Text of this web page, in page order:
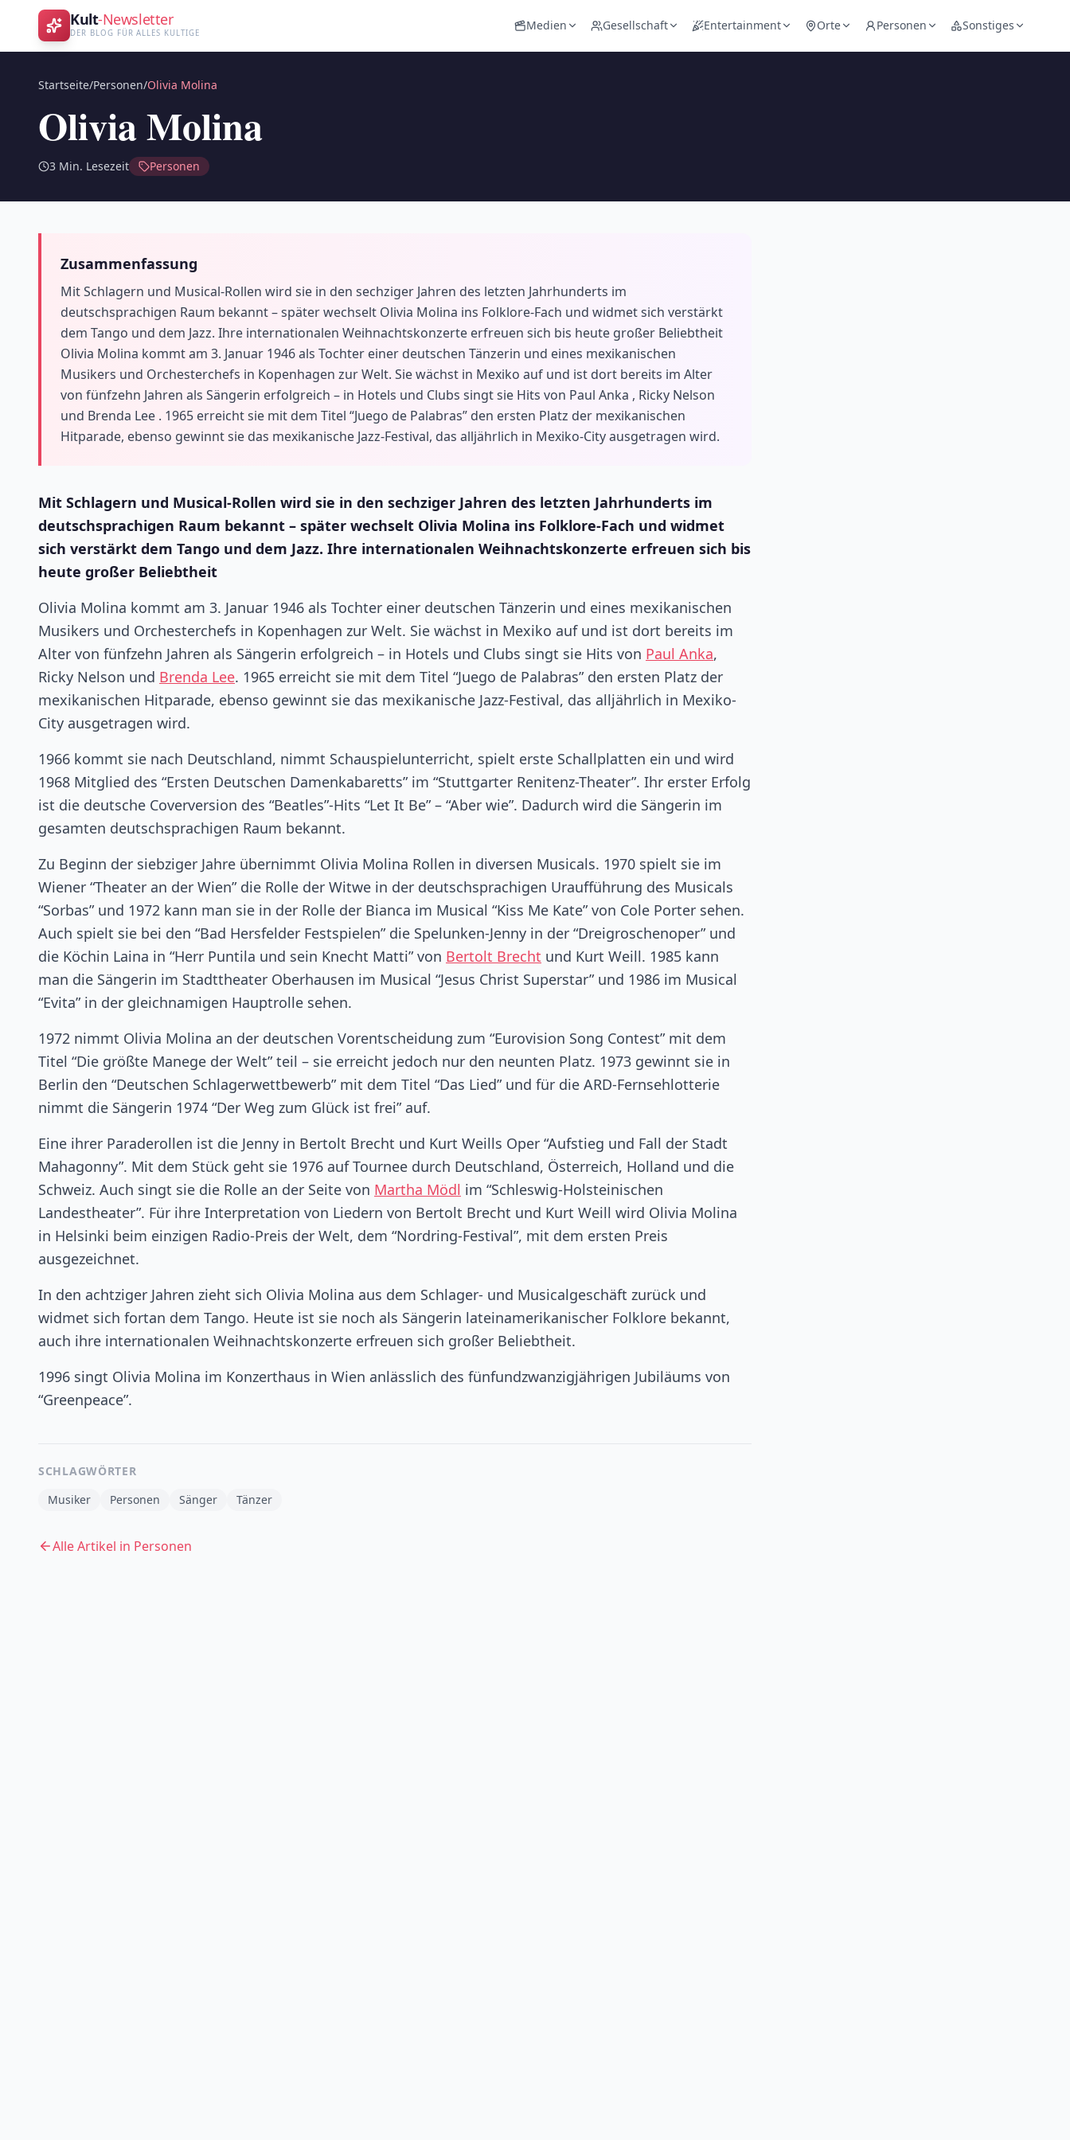
Kult-Newsletter
DER BLOG FÜR ALLES KULTIGE
Medien Gesellschaft Entertainment Orte Personen Sonstiges
Startseite/Personen/Olivia Molina
Olivia Molina
3 Min. Lesezeit Personen
Zusammenfassung
Mit Schlagern und Musical-Rollen wird sie in den sechziger Jahren des letzten Jahrhunderts im
deutschsprachigen Raum bekannt – später wechselt Olivia Molina ins Folklore-Fach und widmet sich verstärkt
dem Tango und dem Jazz. Ihre internationalen Weihnachtskonzerte erfreuen sich bis heute großer Beliebtheit
Olivia Molina kommt am 3. Januar 1946 als Tochter einer deutschen Tänzerin und eines mexikanischen
Musikers und Orchesterchefs in Kopenhagen zur Welt. Sie wächst in Mexiko auf und ist dort bereits im Alter
von fünfzehn Jahren als Sängerin erfolgreich – in Hotels und Clubs singt sie Hits von Paul Anka , Ricky Nelson
und Brenda Lee . 1965 erreicht sie mit dem Titel “Juego de Palabras” den ersten Platz der mexikanischen
Hitparade, ebenso gewinnt sie das mexikanische Jazz-Festival, das alljährlich in Mexiko-City ausgetragen wird.
Mit Schlagern und Musical-Rollen wird sie in den sechziger Jahren des letzten Jahrhunderts im
deutschsprachigen Raum bekannt – später wechselt Olivia Molina ins Folklore-Fach und widmet
sich verstärkt dem Tango und dem Jazz. Ihre internationalen Weihnachtskonzerte erfreuen sich bis
heute großer Beliebtheit
Olivia Molina kommt am 3. Januar 1946 als Tochter einer deutschen Tänzerin und eines mexikanischen
Musikers und Orchesterchefs in Kopenhagen zur Welt. Sie wächst in Mexiko auf und ist dort bereits im
Alter von fünfzehn Jahren als Sängerin erfolgreich – in Hotels und Clubs singt sie Hits von Paul Anka,
Ricky Nelson und Brenda Lee. 1965 erreicht sie mit dem Titel “Juego de Palabras” den ersten Platz der
mexikanischen Hitparade, ebenso gewinnt sie das mexikanische Jazz-Festival, das alljährlich in Mexiko-
City ausgetragen wird.
1966 kommt sie nach Deutschland, nimmt Schauspielunterricht, spielt erste Schallplatten ein und wird
1968 Mitglied des “Ersten Deutschen Damenkabaretts” im “Stuttgarter Renitenz-Theater”. Ihr erster Erfolg
ist die deutsche Coverversion des “Beatles”-Hits “Let It Be” – “Aber wie”. Dadurch wird die Sängerin im
gesamten deutschsprachigen Raum bekannt.
Zu Beginn der siebziger Jahre übernimmt Olivia Molina Rollen in diversen Musicals. 1970 spielt sie im
Wiener “Theater an der Wien” die Rolle der Witwe in der deutschsprachigen Uraufführung des Musicals
“Sorbas” und 1972 kann man sie in der Rolle der Bianca im Musical “Kiss Me Kate” von Cole Porter sehen.
Auch spielt sie bei den “Bad Hersfelder Festspielen” die Spelunken-Jenny in der “Dreigroschenoper” und
die Köchin Laina in “Herr Puntila und sein Knecht Matti” von Bertolt Brecht und Kurt Weill. 1985 kann
man die Sängerin im Stadttheater Oberhausen im Musical “Jesus Christ Superstar” und 1986 im Musical
“Evita” in der gleichnamigen Hauptrolle sehen.
1972 nimmt Olivia Molina an der deutschen Vorentscheidung zum “Eurovision Song Contest” mit dem
Titel “Die größte Manege der Welt” teil – sie erreicht jedoch nur den neunten Platz. 1973 gewinnt sie in
Berlin den “Deutschen Schlagerwettbewerb” mit dem Titel “Das Lied” und für die ARD-Fernsehlotterie
nimmt die Sängerin 1974 “Der Weg zum Glück ist frei” auf.
Eine ihrer Paraderollen ist die Jenny in Bertolt Brecht und Kurt Weills Oper “Aufstieg und Fall der Stadt
Mahagonny”. Mit dem Stück geht sie 1976 auf Tournee durch Deutschland, Österreich, Holland und die
Schweiz. Auch singt sie die Rolle an der Seite von Martha Mödl im “Schleswig-Holsteinischen
Landestheater”. Für ihre Interpretation von Liedern von Bertolt Brecht und Kurt Weill wird Olivia Molina
in Helsinki beim einzigen Radio-Preis der Welt, dem “Nordring-Festival”, mit dem ersten Preis
ausgezeichnet.
In den achtziger Jahren zieht sich Olivia Molina aus dem Schlager- und Musicalgeschäft zurück und
widmet sich fortan dem Tango. Heute ist sie noch als Sängerin lateinamerikanischer Folklore bekannt,
auch ihre internationalen Weihnachtskonzerte erfreuen sich großer Beliebtheit.
1996 singt Olivia Molina im Konzerthaus in Wien anlässlich des fünfundzwanzigjährigen Jubiläums von
“Greenpeace”.
SCHLAGWÖRTER
Musiker
Personen Sänger Tänzer
Alle Artikel in Personen